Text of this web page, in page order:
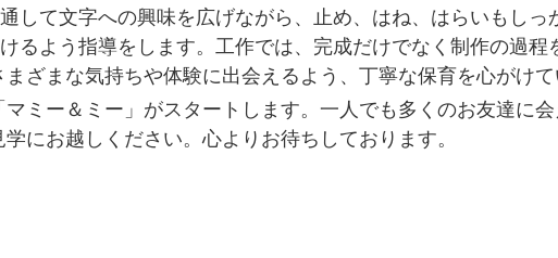
して文字への興味を広げながら、止め、はね、はらいもしっ
るよう指導をします。工作では、完成だけでなく制作の過程
ざまな気持ちや体験に出会えるよう、丁寧な保育を心がけて
ミー＆ミー」がスタートします。一人でも多くのお友達に会
にお越しください。心よりお待ちしております。